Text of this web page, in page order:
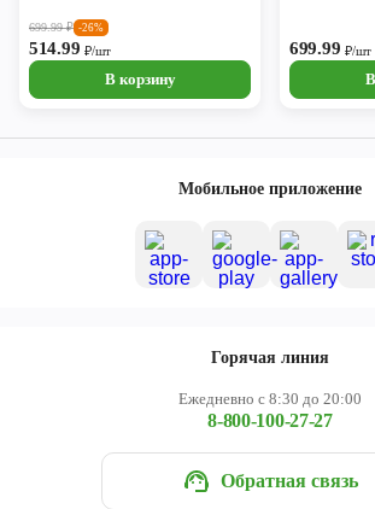
699.99₽ -26%
514.99 ₽/шт
В корзину
699.99 ₽/шт
Мобильное приложение
Горячая линия
Ежедневно с 8:30 до 20:00
8-800-100-27-27
Обратная связь